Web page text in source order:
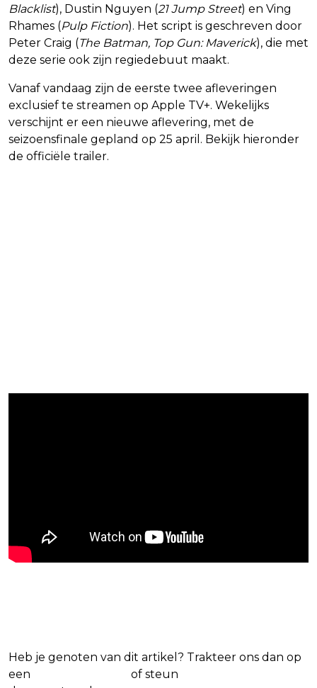
Blacklist), Dustin Nguyen (21 Jump Street) en Ving
Rhames (Pulp Fiction). Het script is geschreven door
Peter Craig (The Batman, Top Gun: Maverick), die met
deze serie ook zijn regiedebuut maakt.
Vanaf vandaag zijn de eerste twee afleveringen
exclusief te streamen op Apple TV+. Wekelijks
verschijnt er een nieuwe aflevering, met de
seizoensfinale gepland op 25 april. Bekijk hieronder
de officiële trailer.
Heb je genoten van dit artikel? Trakteer ons dan op
een
of steun